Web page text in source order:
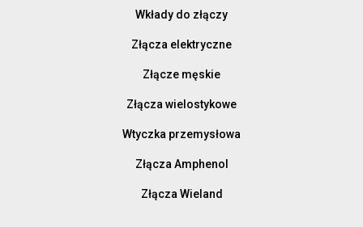
Wkłady do złączy
Złącza elektryczne
Złącze męskie
Złącza wielostykowe
Wtyczka przemysłowa
Złącza Amphenol
Złącza Wieland